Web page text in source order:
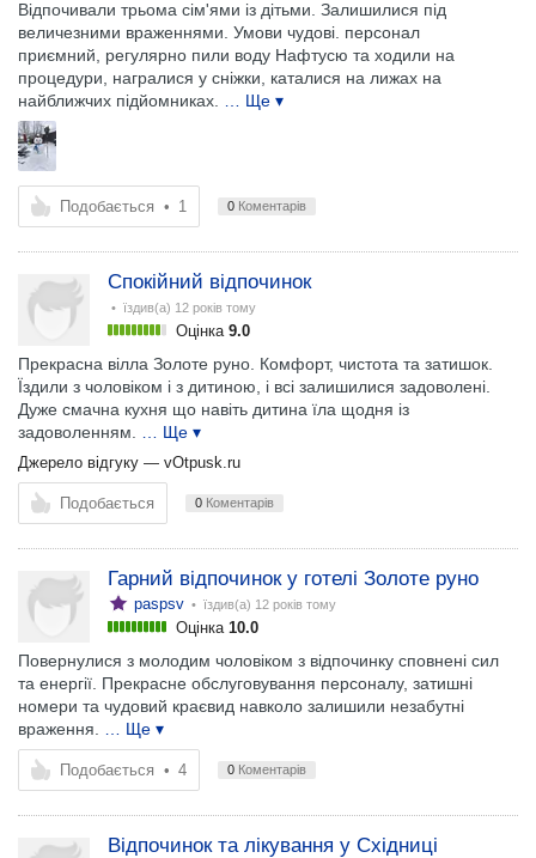
Відпочивали трьома сім'ями із дітьми. Залишилися під
величезними враженнями. Умови чудові. персонал
приємний, регулярно пили воду Нафтусю та ходили на
процедури, награлися у сніжки, каталися на лижах на
найближчих підйомниках.
… Ще ▾
Подобається • 1 0 Коментарів
Спокійний відпочинок
• їздив(а) 12 років тому
Оцінка 9.0
Прекрасна вілла Золоте руно. Комфорт, чистота та затишок.
Їздили з чоловіком і з дитиною, і всі залишилися задоволені.
Дуже смачна кухня що навіть дитина їла щодня із
задоволенням.
… Ще ▾
Джерело відгуку — vOtpusk.ru
Подобається 0 Коментарів
Гарний відпочинок у готелі Золоте руно
paspsv • їздив(а) 12 років тому
Оцінка 10.0
Повернулися з молодим чоловіком з відпочинку сповнені сил
та енергії. Прекрасне обслуговування персоналу, затишні
номери та чудовий краєвид навколо залишили незабутні
враження.
… Ще ▾
Подобається • 4 0 Коментарів
Відпочинок та лікування у Східниці